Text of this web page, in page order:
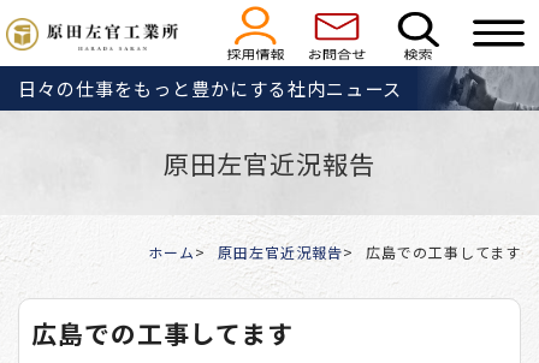
日々の仕事をもっと豊かにする社内ニュース
原田左官近況報告
ホーム 原田左官近況報告 広島での工事してます
広島での工事してます